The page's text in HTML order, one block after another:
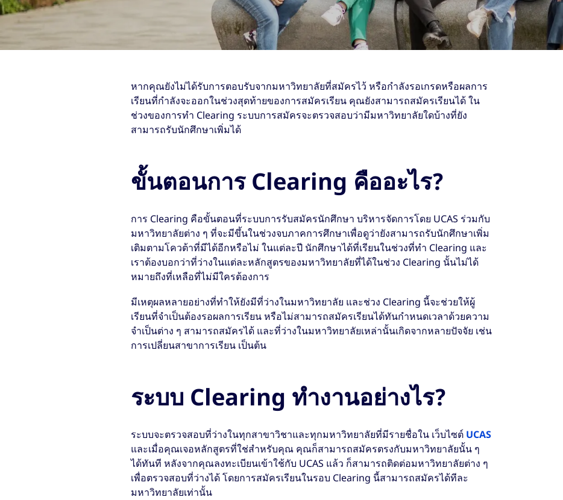
หากคุณยังไม่ได้รับการตอบรับจากมหาวิทยาลัยที่สมัครไว้ หรือกำลังรอเกรดหรือผลการ
เรียนที่กำลังจะออกในช่วงสุดท้ายของการสมัครเรียน คุณยังสามารถสมัครเรียนได้ ใน
ช่วงของการทำ Clearing ระบบการสมัครจะตรวจสอบว่ามีมหาวิทยาลัยใดบ้างที่ยัง
สามารถรับนักศึกษาเพิ่มได้
ขั้นตอนการ Clearing คืออะไร?
การ Clearing คือขั้นตอนที่ระบบการรับสมัครนักศึกษา บริหารจัดการโดย UCAS ร่วมกับ
มหาวิทยาลัยต่าง ๆ ที่จะมีขึ้นในช่วงจบภาคการศึกษาเพื่อดูว่ายังสามารถรับนักศึกษาเพิ่ม
เติมตามโควต้าที่มีได้อีกหรือไม่ ในแต่ละปี นักศึกษาได้ที่เรียนในช่วงที่ทำ Clearing และ
เราต้องบอกว่าที่ว่างในแต่ละหลักสูตรของมหาวิทยาลัยที่ได้ในช่วง Clearing นั้นไม่ได้
หมายถึงที่เหลือที่ไม่มีใครต้องการ
มีเหตุผลหลายอย่างที่ทำให้ยังมีที่ว่างในมหาวิทยาลัย และช่วง Clearing นี้จะช่วยให้ผู้
เรียนที่จำเป็นต้องรอผลการเรียน หรือไม่สามารถสมัครเรียนได้ทันกำหนดเวลาด้วยความ
จำเป็นต่าง ๆ สามารถสมัครได้ และที่ว่างในมหาวิทยาลัยเหล่านั้นเกิดจากหลายปัจจัย เช่น
การเปลี่ยนสาขาการเรียน เป็นต้น
ระบบ Clearing ทำงานอย่างไร?
ระบบจะตรวจสอบที่ว่างในทุกสาขาวิชาและทุกมหาวิทยาลัยที่มีรายชื่อใน เว็บไซต์ UCAS
และเมื่อคุณเจอหลักสูตรที่ใช่สำหรับคุณ คุณก็สามารถสมัครตรงกับมหาวิทยาลัยนั้น ๆ
ได้ทันที หลังจากคุณลงทะเบียนเข้าใช้กับ UCAS แล้ว ก็สามารถติดต่อมหาวิทยาลัยต่าง ๆ
เพื่อตรวจสอบที่ว่างได้ โดยการสมัครเรียนในรอบ Clearing นี้สามารถสมัครได้ทีละ
มหาวิทยาลัยเท่านั้น